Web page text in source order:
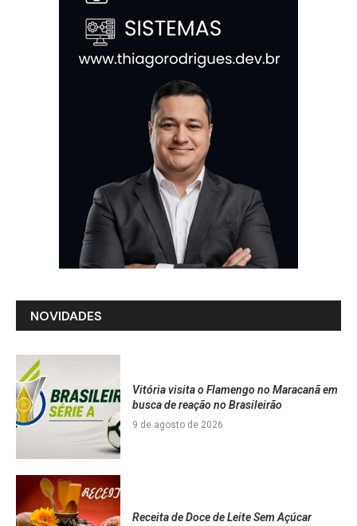
NOVIDADES
Vitória visita o Flamengo no Maracanã em
busca de reação no Brasileirão
9 de agosto de 2026
Receita de Doce de Leite Sem Açúcar